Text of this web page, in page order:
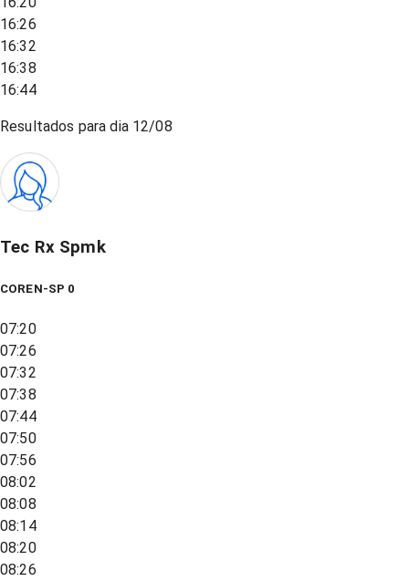
16:26
16:32
16:38
16:44
Resultados para dia 12/08
Tec Rx Spmk
COREN-SP 0
07:20
07:26
07:32
07:38
07:44
07:50
07:56
08:02
08:08
08:14
08:20
08:26